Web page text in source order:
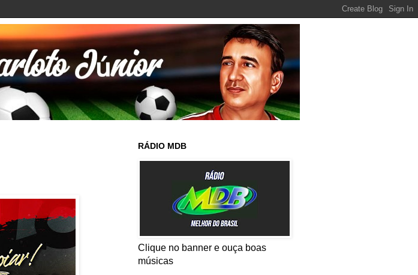
RÁDIO MDB
Clique no banner e ouça boas
músicas